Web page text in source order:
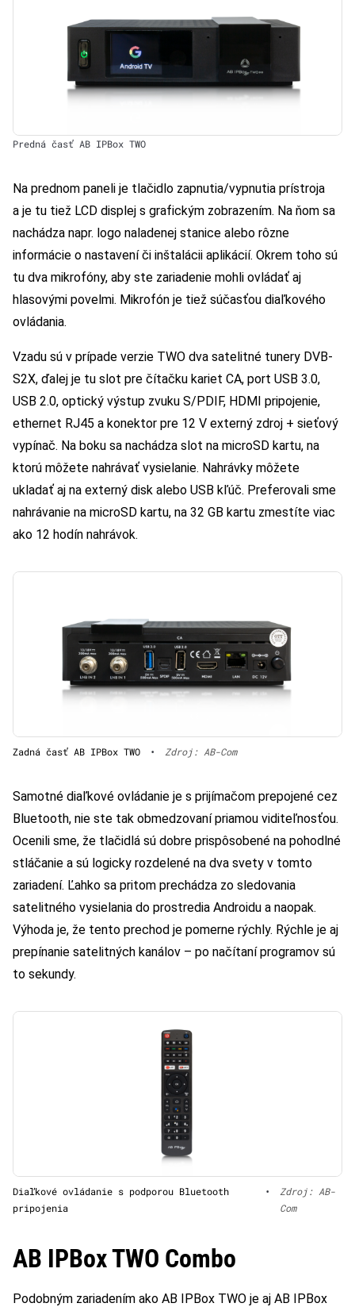
Predná časť AB IPBox TWO
Na prednom paneli je tlačidlo zapnutia/vypnutia prístroja
a je tu tiež LCD displej s grafickým zobrazením. Na ňom sa
nachádza napr. logo naladenej stanice alebo rôzne
informácie o nastavení či inštalácii aplikácií. Okrem toho sú
tu dva mikrofóny, aby ste zariadenie mohli ovládať aj
hlasovými povelmi. Mikrofón je tiež súčasťou diaľkového
ovládania.
Vzadu sú v prípade verzie TWO dva satelitné tunery DVB-
S2X, ďalej je tu slot pre čítačku kariet CA, port USB 3.0,
USB 2.0, optický výstup zvuku S/PDIF, HDMI pripojenie,
ethernet RJ45 a konektor pre 12 V externý zdroj + sieťový
vypínač. Na boku sa nachádza slot na microSD kartu, na
ktorú môžete nahrávať vysielanie. Nahrávky môžete
ukladať aj na externý disk alebo USB kľúč. Preferovali sme
nahrávanie na microSD kartu, na 32 GB kartu zmestíte viac
ako 12 hodín nahrávok.
Zadná časť AB IPBox TWO • Zdroj: AB-Com
Samotné diaľkové ovládanie je s prijímačom prepojené cez
Bluetooth, nie ste tak obmedzovaní priamou viditeľnosťou.
Ocenili sme, že tlačidlá sú dobre prispôsobené na pohodlné
stláčanie a sú logicky rozdelené na dva svety v tomto
zariadení. Ľahko sa pritom prechádza zo sledovania
satelitného vysielania do prostredia Androidu a naopak.
Výhoda je, že tento prechod je pomerne rýchly. Rýchle je aj
prepínanie satelitných kanálov – po načítaní programov sú
to sekundy.
Diaľkové ovládanie s podporou Bluetooth
pripojenia
•
Zdroj: AB-
Com
AB IPBox TWO Combo
Podobným zariadením ako AB IPBox TWO je aj AB IPBox